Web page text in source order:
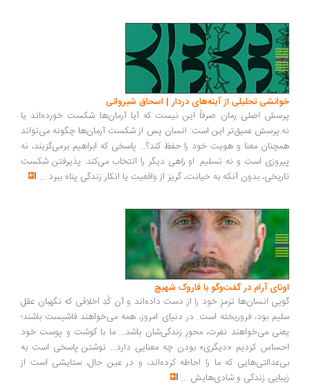
تحلیلی از آینه‌های دردار | اسحاق شیروانی
اصلی رمان صرفاً این نیست که آیا آرمان‌ها شکست خورده‌اند یا
عمیق‌تر این است: انسان پس از شکست آرمان‌ها چگونه می‌تواند
معنا و هویت خود را حفظ کند؟... پاسخی که ابراهیم برمی‌گزیند، نه
است و نه تسلیم. او راهی دیگر را انتخاب می‌کند: پذیرفتن شکست
بدون آنکه به خیانت، گریز از واقعیت یا انکار زندگی پناه ببرد...
آرام در گفت‌وگو با فاروک شهیچ‭
انسان‌ها ترمزِ خود را از دست داده‌اند و آن کُدِ اخلاقی که نگهبان عقل
بود، فروریخته است. در دنیای امروز، همه می‌خواهند فاشیست باشند؛
می‌خواهند نفرت، محورِ زندگی‌شان باشد... ما با گوشت و پوست خود
کردیم «دیگری» بودن چه معنایی دارد... نوشتن پاسخی است به
که ما را احاطه کرده‌اند، و در عین حال، ستایشی است از
زندگی و شادی‌هایش...